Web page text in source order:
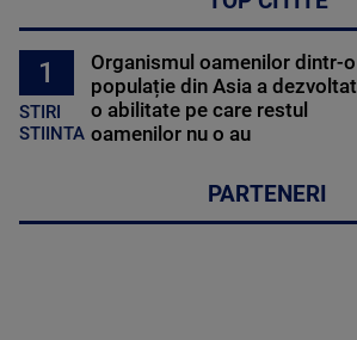
1
STIRI
STIINTA
Organismul oamenilor dintr-o
populație din Asia a dezvoltat
o abilitate pe care restul
oamenilor nu o au
PARTENERI